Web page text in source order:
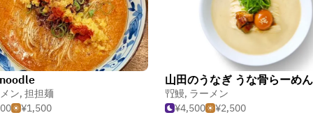
ン, 担担麺
¥1,500
鰻, ラーメン
¥4,500
¥2,500